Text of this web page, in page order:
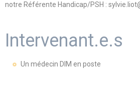
notre Référente Handicap/PSH :
Intervenant.e.s
Un médecin DIM en poste